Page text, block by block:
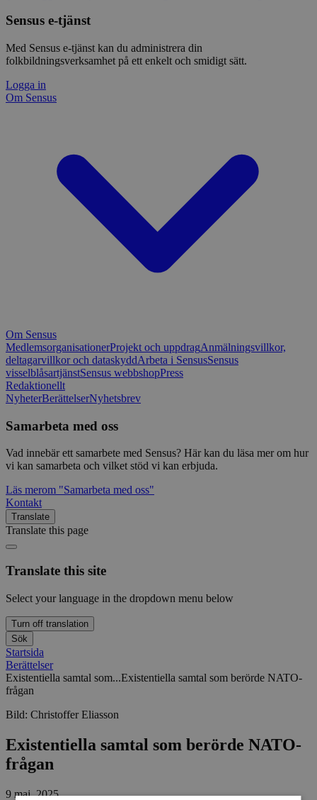
Sensus e-tjänst
Med Sensus e-tjänst kan du administrera din
folkbildningsverksamhet på ett enkelt och smidigt sätt.
Logga in
Om Sensus
Om Sensus
MedlemsorganisationerProjekt och uppdragAnmälningsvillkor,
deltagarvillkor och dataskyddArbeta i SensusSensus
visselblåsartjänstSensus webbshopPress
Redaktionellt
NyheterBerättelserNyhetsbrev
Samarbeta med oss
Vad innebär ett samarbete med Sensus? Här kan du läsa mer om hur
vi kan samarbeta och vilket stöd vi kan erbjuda.
Läs merom "Samarbeta med oss"
Kontakt
Translate
Translate this page
Translate this site
Select your language in the dropdown menu below
Turn off translation
Sök
Startsida
Berättelser
Existentiella samtal som...Existentiella samtal som berörde NATO-
frågan
Bild: Christoffer Eliasson
Existentiella samtal som berörde NATO-
frågan
9 maj, 2025